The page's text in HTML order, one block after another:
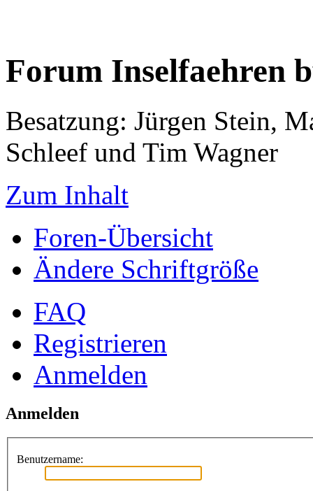
Forum Inselfaehren
Besatzung: Jürgen Stein,
Schleef und Tim Wagner
Zum Inhalt
Foren-Übersicht
Ändere Schriftgröße
FAQ
Registrieren
Anmelden
Anmelden
Benutzername: